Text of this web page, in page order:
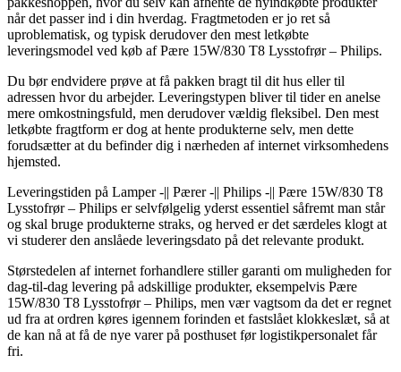
når det passer ind i din hverdag. Fragtmetoden er jo ret så
uproblematisk, og typisk derudover den mest letkøbte
leveringsmodel ved køb af Pære 15W/830 T8 Lysstofrør – Philips.
Du bør endvidere prøve at få pakken bragt til dit hus eller til
adressen hvor du arbejder. Leveringstypen bliver til tider en anelse
mere omkostningsfuld, men derudover vældig fleksibel. Den mest
letkøbte fragtform er dog at hente produkterne selv, men dette
forudsætter at du befinder dig i nærheden af internet virksomhedens
hjemsted.
Leveringstiden på Lamper -|| Pærer -|| Philips -|| Pære 15W/830 T8
Lysstofrør – Philips er selvfølgelig yderst essentiel såfremt man står
og skal bruge produkterne straks, og herved er det særdeles klogt at
vi studerer den anslåede leveringsdato på det relevante produkt.
Størstedelen af internet forhandlere stiller garanti om muligheden for
dag-til-dag levering på adskillige produkter, eksempelvis Pære
15W/830 T8 Lysstofrør – Philips, men vær vagtsom da det er regnet
ud fra at ordren køres igennem forinden et fastslået klokkeslæt, så at
de kan nå at få de nye varer på posthuset før logistikpersonalet får
fri.